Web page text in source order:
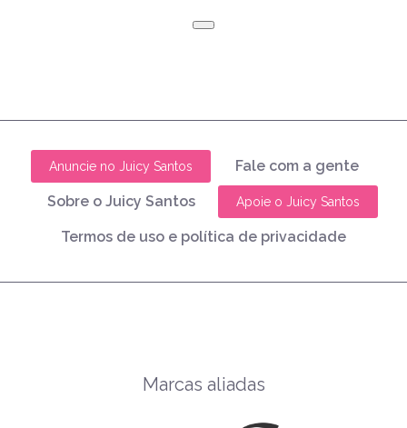
Anuncie no Juicy Santos Fale com a gente
Sobre o Juicy Santos Apoie o Juicy Santos
Termos de uso e política de privacidade
Marcas aliadas